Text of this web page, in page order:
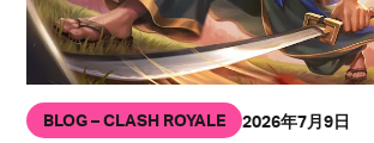
BLOG – CLASH ROYALE 2026年7月9日